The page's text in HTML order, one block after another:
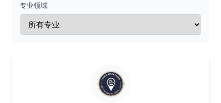
专业领域